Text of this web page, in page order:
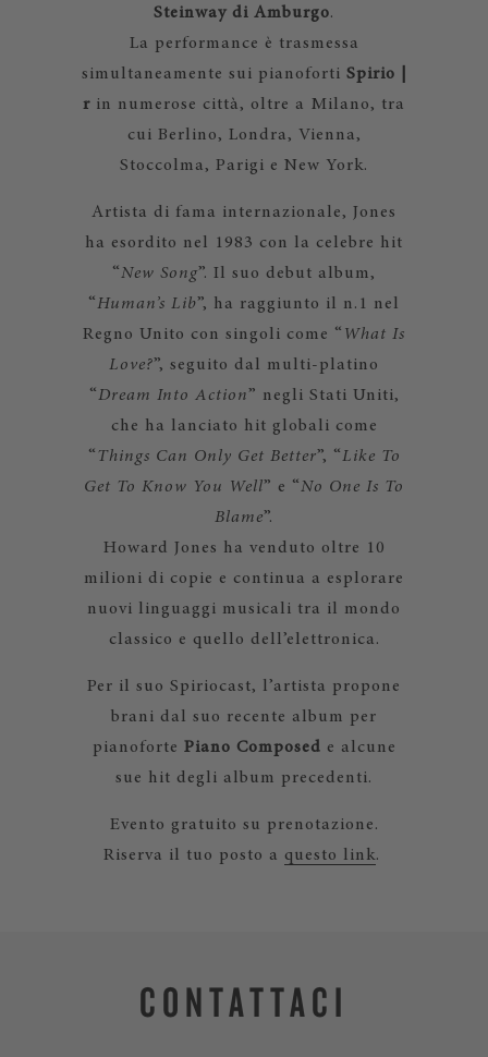
Steinway di Amburgo.
La performance è trasmessa
simultaneamente sui pianoforti Spirio |
r in numerose città, oltre a Milano, tra
cui Berlino, Londra, Vienna,
Stoccolma, Parigi e New York.
Artista di fama internazionale, Jones
ha esordito nel 1983 con la celebre hit
“New Song”. Il suo debut album,
“Human’s Lib”, ha raggiunto il n.1 nel
Regno Unito con singoli come “ What Is
Love?”, seguito dal multi-platino
“Dream Into Action” negli Stati Uniti,
che ha lanciato hit globali come
“ Things Can Only Get Better”, “Like To
Get To Know You Well” e “No One Is To
Blame”.
Howard Jones ha venduto oltre 10
milioni di copie e continua a esplorare
nuovi linguaggi musicali tra il mondo
classico e quello dell’elettronica.
Per il suo Spiriocast, l’artista propone
brani dal suo recente album per
pianoforte Piano Composed e alcune
sue hit degli album precedenti.
Evento gratuito su prenotazione.
Riserva il tuo posto a questo link.
CONTATTACI